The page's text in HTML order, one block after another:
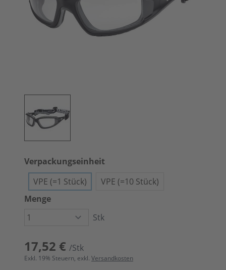
Verpackungseinheit
VPE (=1 Stück)
VPE (=10 Stück)
Menge
Stk
17,52 € /Stk
Exkl. 19% Steuern, exkl. Versandkosten